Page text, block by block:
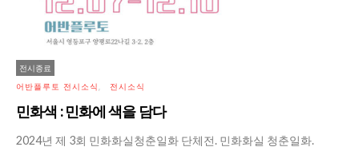
전시종료
어반플루토 전시소식 전시소식
민화색 : 민화에 색을 담다
2024년 제 3회 민화화실청춘일화 단체전. 민화화실 청춘일화.